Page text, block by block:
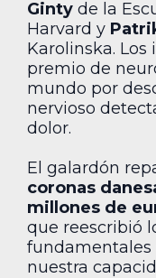
Ginty de la
Harvard y
Karolinska.
premio de
mundo por
nervioso
dolor.
El galardón
coronas
millones de
que reescribió
fundamentales
nuestra